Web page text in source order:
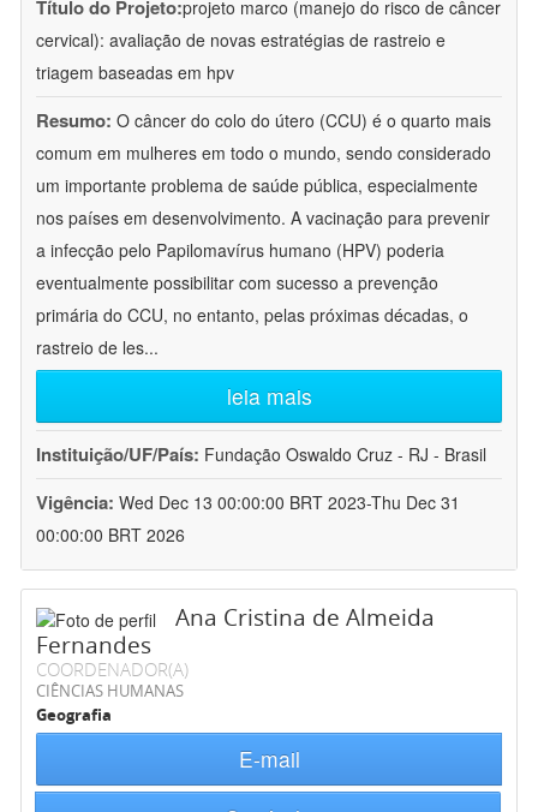
Título do Projeto:projeto marco (manejo do risco de câncer
cervical): avaliação de novas estratégias de rastreio e
triagem baseadas em hpv
Resumo: O câncer do colo do útero (CCU) é o quarto mais
comum em mulheres em todo o mundo, sendo considerado
um importante problema de saúde pública, especialmente
nos países em desenvolvimento. A vacinação para prevenir
a infecção pelo Papilomavírus humano (HPV) poderia
eventualmente possibilitar com sucesso a prevenção
primária do CCU, no entanto, pelas próximas décadas, o
rastreio de les...
leia mais
Instituição/UF/País: Fundação Oswaldo Cruz - RJ - Brasil
Vigência: Wed Dec 13 00:00:00 BRT 2023-Thu Dec 31
00:00:00 BRT 2026
Ana Cristina de Almeida
Fernandes
COORDENADOR(A)
CIÊNCIAS HUMANAS
Geografia
E-mail